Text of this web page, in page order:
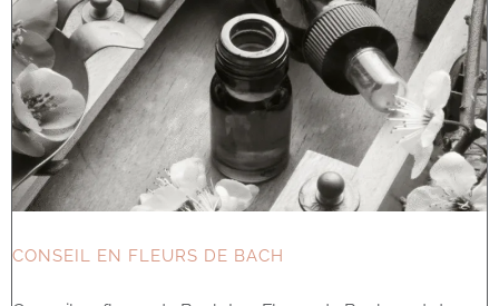
CONSEIL EN FLEURS DE BACH